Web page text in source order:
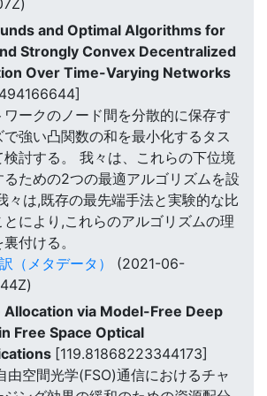
and Optimal Algorithms for
Strongly Convex Decentralized
Over Time-Varying Networks
ークのノード間を分散的に保存す
で強い凸関数の和を最小化するタス
検討する。 我々は、これらの下位境
るための2つの最適アルゴリズムを設
々は,既存の最先端手法と実験的な比
により,これらのアルゴリズムの理
付ける。
（メタデータ）
(2021-06-
Allocation via Model-Free Deep
Free Space Optical
[119.81868223344173]
由空間光学(FSO)通信におけるチャ